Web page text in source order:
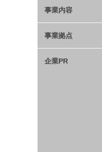
事業内容
事業拠点
企業PR